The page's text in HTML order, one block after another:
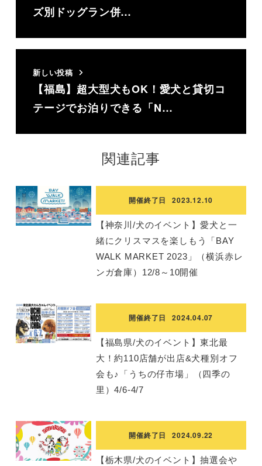
ズ別ドッグラン併…
新しい投稿
【福島】超大型犬もOK！愛犬と貸切コ
テージでお泊りできる「N…
関連記事
開催終了日 2023.12.10
【神奈川/犬のイベント】愛犬と一
緒にクリスマスを楽しもう「BAY
WALK MARKET 2023」（横浜赤レ
ンガ倉庫）12/8～10開催
開催終了日 2024.04.07
【福島県/犬のイベント】東北最
大！約110店舗が出店&犬種別オフ
会も♪「うちの仔市場」（四季の
里）4/6-4/7
開催終了日 2024.09.22
【栃木県/犬のイベント】抽選会や